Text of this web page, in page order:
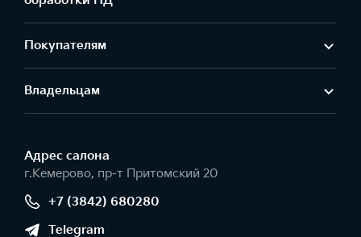
Покупателям
Владельцам
Адрес салонa
г.Кемерово, пр-т Притомский 20
+7 (3842) 680280
Telegram